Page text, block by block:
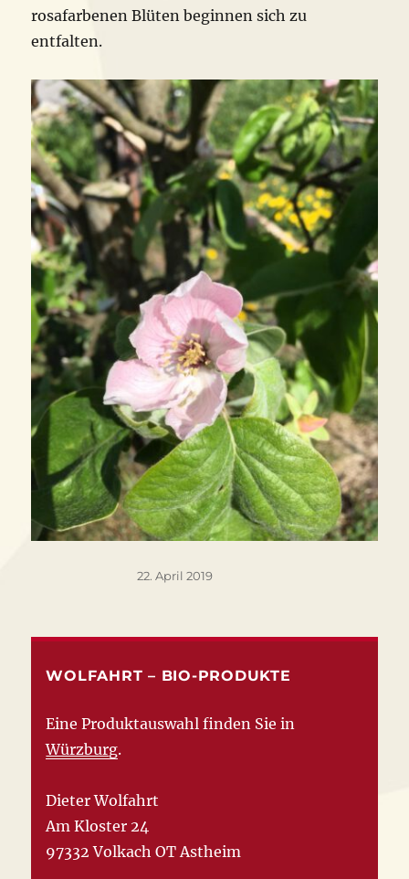
rosafarbenen Blüten beginnen sich zu
entfalten.
Veröffentlicht
22. April 2019
WOLFAHRT – BIO-PRODUKTE
Eine Produktauswahl finden Sie in
Würzburg.
Dieter Wolfahrt
Am Kloster 24
97332 Volkach OT Astheim